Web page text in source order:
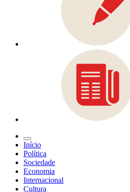
Início
Política
Sociedade
Economia
Internacional
Cultura